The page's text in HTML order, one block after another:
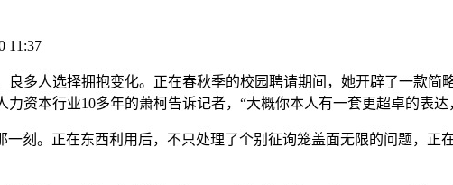
11:37
人选择拥抱变化。正在春秋季的校园聘请期间，她开辟了一款简
资本行业10多年的萧柯告诉记者，“大概你本人有一套更超卓的表
。正在东西利用后，不只处理了个别征询笼盖面无限的问题，正